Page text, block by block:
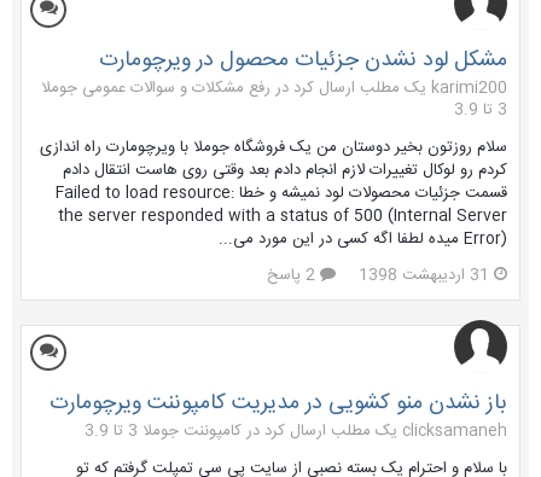
مشکل لود نشدن جزئیات محصول در ویرچومارت
karimi200 یک مطلب ارسال کرد در
رفع مشکلات و سوالات عمومی جوملا
3 تا 3.9
سلام روزتون بخیر دوستان من یک فروشگاه جوملا با ویرچومارت راه اندازی
کردم رو لوکال تغییرات لازم انجام دادم بعد وقتی روی هاست انتقال دادم
قسمت جزئیات محصولات لود نمیشه و خطا Failed to load resource:
the server responded with a status of 500 (Internal Server
Error) میده لطفا اگه کسی در این مورد می...
31 اردیبهشت 1398
باز نشدن منو کشویی در مدیریت کامپوننت ویرچومارت
clicksamaneh یک مطلب ارسال کرد در
کامپوننت جوملا 3 تا 3.9
با سلام و احترام یک بسته نصبی از سایت پی سی تمپلت گرفتم که تو